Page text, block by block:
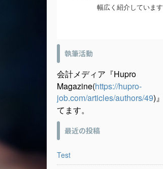
幅広く紹介しています
執筆活動
会計メディア『Hupro
Magazine(https://hupro-
job.com/articles/authors/49)
てます。
最近の投稿
Test